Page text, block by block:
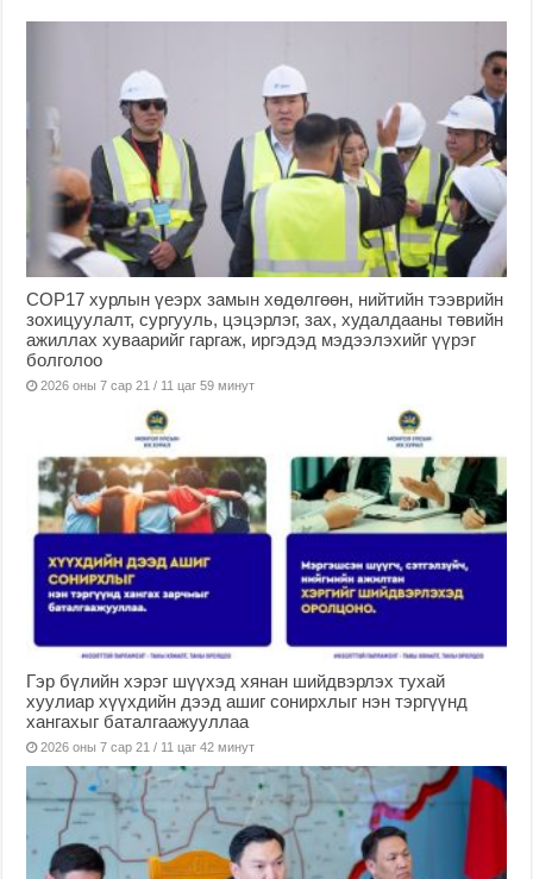
COP17 хурлын үеэрх замын хөдөлгөөн, нийтийн тээврийн
зохицуулалт, сургууль, цэцэрлэг, зах, худалдааны төвийн
ажиллах хуваарийг гаргаж, иргэдэд мэдээлэхийг үүрэг
болголоо
2026 оны 7 сар 21 / 11 цаг 59 минут
Гэр бүлийн хэрэг шүүхэд хянан шийдвэрлэх тухай
хуулиар хүүхдийн дээд ашиг сонирхлыг нэн тэргүүнд
хангахыг баталгаажууллаа
2026 оны 7 сар 21 / 11 цаг 42 минут